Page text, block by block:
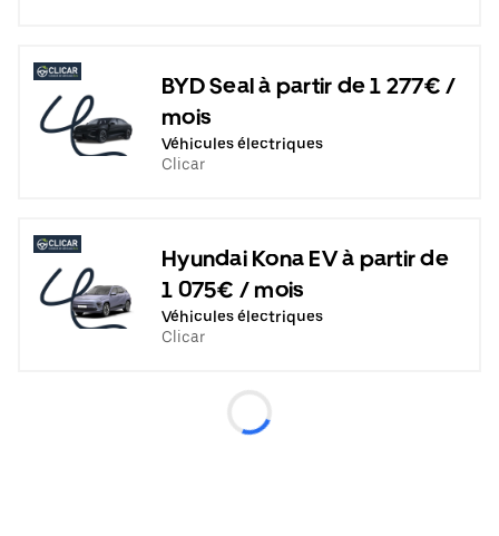
BYD Seal à partir de 1 277€ /
mois
Véhicules électriques
Clicar
Hyundai Kona EV à partir de
1 075€ / mois
Véhicules électriques
Clicar